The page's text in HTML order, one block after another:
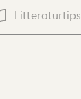
Litteraturtips